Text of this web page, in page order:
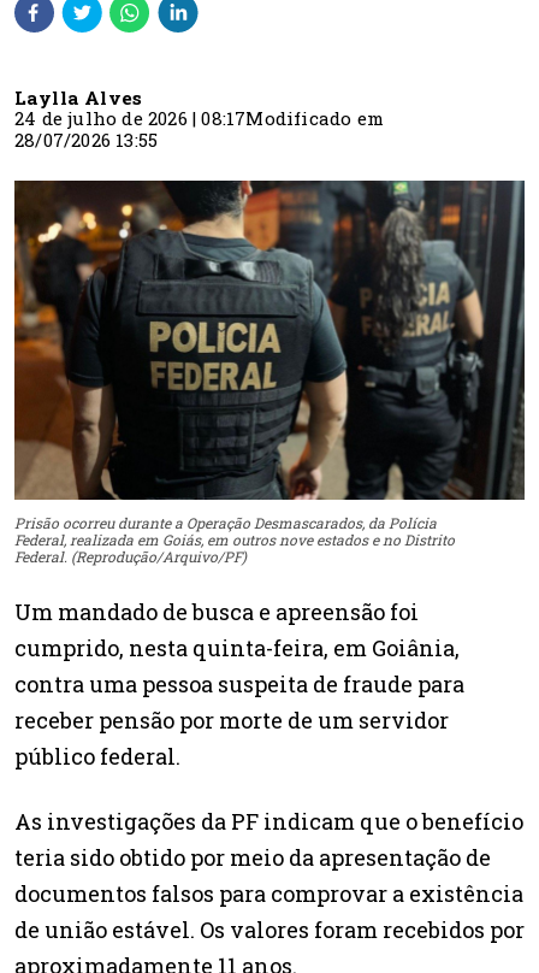
Laylla Alves
24 de julho de 2026 | 08:17Modificado em
28/07/2026 13:55
Prisão ocorreu durante a Operação Desmascarados, da Polícia
Federal, realizada em Goiás, em outros nove estados e no Distrito
Federal. (Reprodução/Arquivo/PF)
Um mandado de busca e apreensão foi
cumprido, nesta quinta-feira, em Goiânia,
contra uma pessoa suspeita de fraude para
receber pensão por morte de um servidor
público federal.
As investigações da PF indicam que o benefício
teria sido obtido por meio da apresentação de
documentos falsos para comprovar a existência
de união estável. Os valores foram recebidos por
aproximadamente 11 anos.